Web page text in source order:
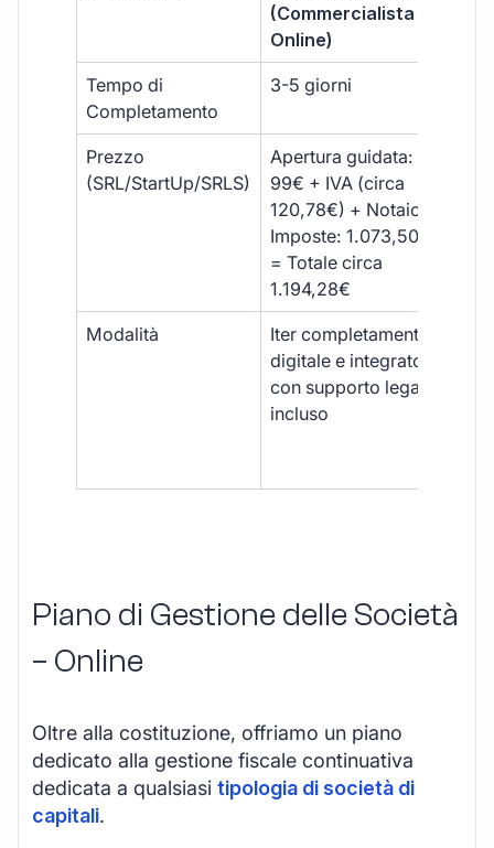
(Commercialista
Online)
Tempo di
Completamento
3-5 giorni
Prezzo
(SRL/StartUp/SRLS)
Apertura guidata:
99€ + IVA (circa
120,78€) + Notaio e
Imposte: 1.073,50€
= Totale circa
1.194,28€
Modalità
Iter completamente
digitale e integrato,
con supporto legale
incluso
Piano di Gestione delle Società
– Online
Oltre alla costituzione, offriamo un piano
dedicato alla gestione fiscale continuativa
dedicata a qualsiasi tipologia di società di
capitali.